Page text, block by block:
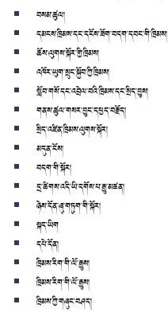
བསམ་ཚུལ།
དམངས་ཁྲིམས་དང་དངོས་ཟོག་བདག་དབང་གི་ཁྲིམས།
ཆོས་ལུགས་སྐོར་གྱི་ཁྲིམས།
འཁོར་ཡུག་སྲུང་སྐྱོབ་ཀྱི་ཁྲིམས།
སློབ་གསོ་དང་འབྲེལ་བའི་ཁྲིམས་དང་སྲིད་བྱུས།
གནས་ཚུལ་གསར་བྱུང་དཔྱད་བརྗོད།
སྲིད་འཛིན་ཁྲིམས་ལུགས་སྐོར།
མདུན་ངོས།
བདག་གི་སྐོར།
དྲ་ཚིགས་འདི་ཡི་དགོས་པ་རྒྱུ་མཚན།
ཉེས་དོན་ཞུ་གཏུག་གི་སྐོར།
སྐད་ཡིག
དཔེ་དོན།
ཁྲིམས་རིག་གི་ལོ་རྒྱུས།
ཁྲིམས་རིག་གི་ལོ་རྒྱུས།
ཁྲིམས་ཀྱི་གཞུང་བཤད།